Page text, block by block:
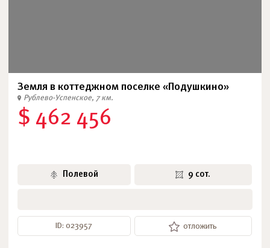
Земля в коттеджном поселке «Подушкино»
Рублево-Успенское, 7 км.
$ 462 456
Полевой 9 сот.
ID: 023957 отложить